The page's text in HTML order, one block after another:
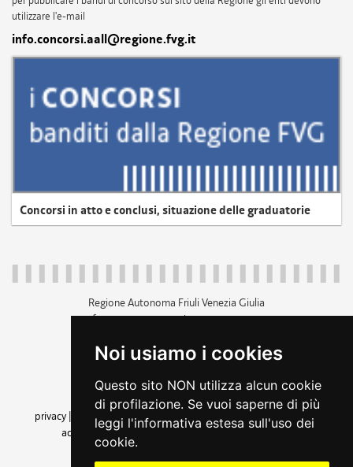
Noi usiamo i cookies
Questo sito NON utilizza alcun cookie
di profilazione. Se vuoi saperne di più
leggi l'informativa estesa sull'uso dei
cookie.
utilizzare l'e-mail
info.concorsi.aall@regione.fvg.it
Concorsi in atto e conclusi, situazione delle graduatorie
Regione Autonoma Friuli Venezia Giulia
c.f. 80014930327; p.iva 00526040324
+39 040 3771111
amministrazione trasparente
privacy
cookie |note legali accessibilità
dichiarazione di
accessibilità| feedback
cambio preferenze cookie